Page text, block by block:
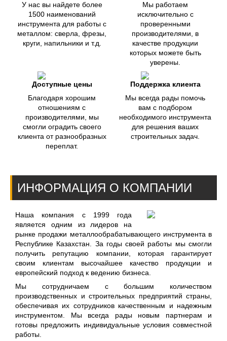
У нас вы найдете более
1500 наименований
инструмента для работы с
металлом: сверла, фрезы,
круги, напильники и т.д.
Мы работаем
исключительно с
проверенными
производителями, в
качестве продукции
которых можете быть
уверены.
Доступные цены
Благодаря хорошим
отношениям с
производителями, мы
смогли оградить своего
клиента от разнообразных
переплат.
Поддержка клиента
Мы всегда рады помочь
вам с подбором
необходимого инструмента
для решения ваших
строительных задач.
ИНФОРМАЦИЯ О КОМПАНИИ
Наша компания с 1999 года
является одним из лидеров на
рынке продажи металлообрабатывающего инструмента в
Республике Казахстан. За годы своей работы мы смогли
получить репутацию компании, которая гарантирует
своим клиентам высочайшее качество продукции и
европейский подход к ведению бизнеса.
Мы сотрудничаем с большим количеством
производственных и строительных предприятий страны,
обеспечивая их сотрудников качественным и надежным
инструментом. Мы всегда рады новым партнерам и
готовы предложить индивидуальные условия совместной
работы.